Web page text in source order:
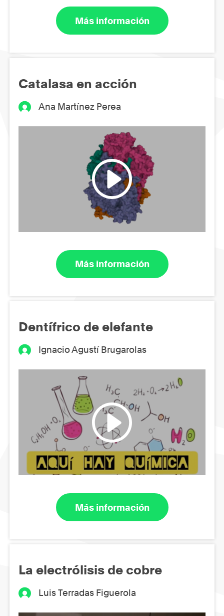
Más información
Catalasa en acción
Ana Martínez Perea
Más información
Dentífrico de elefante
Ignacio Agustí Brugarolas
Más información
La electrólisis de cobre
Luis Terradas Figuerola